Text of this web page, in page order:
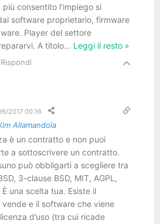
consentito l’impiego si
software proprietario, firmware
Player del settore
A titolo… Leggi il resto »
Rispondi
2017 00:16
Allamandola
è un contratto e non puoi
a sottoscrivere un contratto.
può obbligarti a scegliere tra
3-clause BSD, MIT, AGPL,
una scelta tua. Esiste il
e il software che viene
d’uso (tra cui ricade